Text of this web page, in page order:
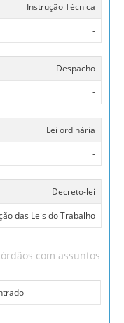
Instrução Técnica
-
Despacho
-
Lei ordinária
-
Decreto-lei
das Leis do Trabalho
com assuntos